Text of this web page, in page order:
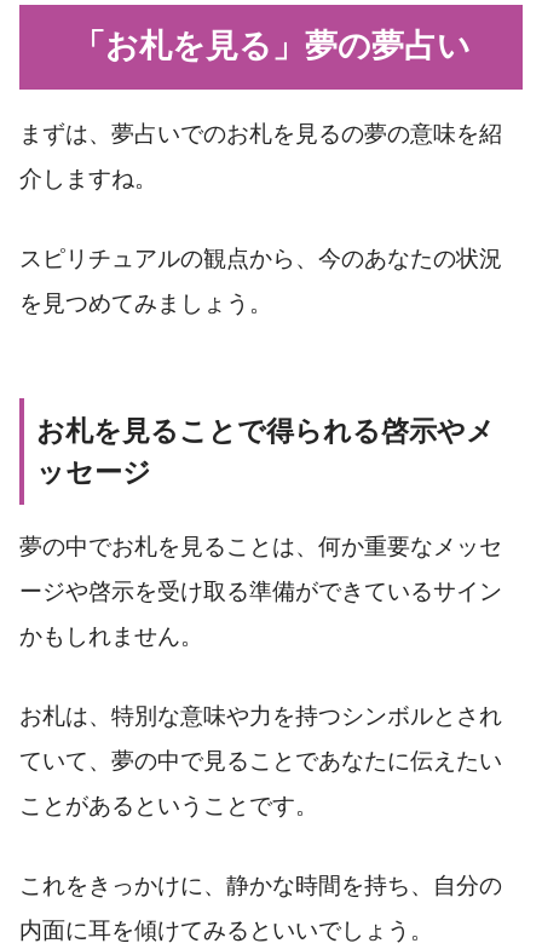
「お札を見る」夢の夢占い
まずは、夢占いでのお札を見るの夢の意味を紹
介しますね。
スピリチュアルの観点から、今のあなたの状況
を見つめてみましょう。
お札を見ることで得られる啓示やメ
ッセージ
夢の中でお札を見ることは、何か重要なメッセ
ージや啓示を受け取る準備ができているサイン
かもしれません。
お札は、特別な意味や力を持つシンボルとされ
ていて、夢の中で見ることであなたに伝えたい
ことがあるということです。
これをきっかけに、静かな時間を持ち、自分の
内面に耳を傾けてみるといいでしょう。